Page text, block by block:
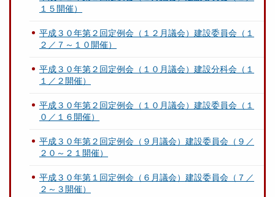
１５開催）
平成３０年第２回定例会（１２月議会）建設委員会（１
２／７～１０開催）
平成３０年第２回定例会（１０月議会）建設分科会（１
１／２開催）
平成３０年第２回定例会（１０月議会）建設委員会（１
０／１６開催）
平成３０年第２回定例会（９月議会）建設委員会（９／
２０～２１開催）
平成３０年第１回定例会（６月議会）建設委員会（７／
２～３開催）